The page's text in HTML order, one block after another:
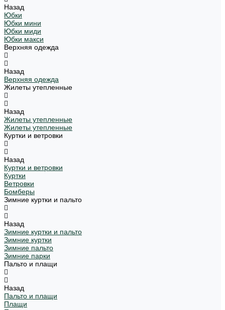
Назад
Юбки
Юбки мини
Юбки миди
Юбки макси
Верхняя одежда
Назад
Верхняя одежда
Жилеты утепленные
Назад
Жилеты утепленные
Жилеты утепленные
Куртки и ветровки
Назад
Куртки и ветровки
Куртки
Ветровки
Бомберы
Зимние куртки и пальто
Назад
Зимние куртки и пальто
Зимние куртки
Зимние пальто
Зимние парки
Пальто и плащи
Назад
Пальто и плащи
Плащи